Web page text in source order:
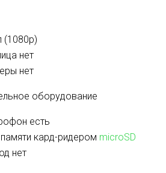
(1080p)
нет
нет
оборудование
есть
кард-ридером microSD
нет